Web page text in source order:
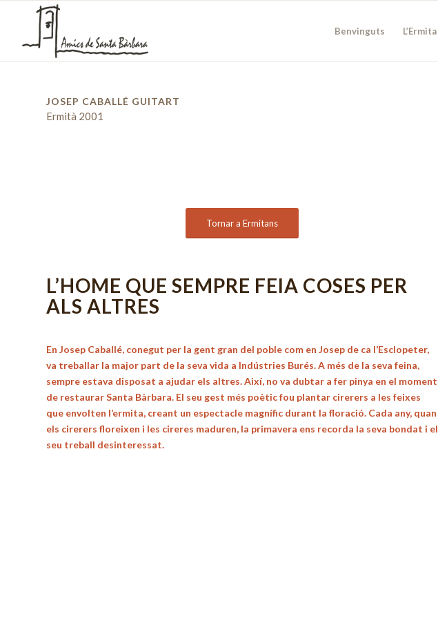
Benvinguts L’Ermita
JOSEP CABALLÉ GUITART
Ermità 2001
Tornar a Ermitans
L’HOME QUE SEMPRE FEIA COSES PER
ALS ALTRES
En Josep Caballé, conegut per la gent gran del poble com en Josep de ca l’Esclopeter,
va treballar la major part de la seva vida a Indústries Burés. A més de la seva feina,
sempre estava disposat a ajudar els altres. Així, no va dubtar a fer pinya en el moment
de restaurar Santa Bàrbara. El seu gest més poètic fou plantar cirerers a les feixes
que envolten l’ermita, creant un espectacle magnífic durant la floració. Cada any, quan
els cirerers floreixen i les cireres maduren, la primavera ens recorda la seva bondat i el
seu treball desinteressat.